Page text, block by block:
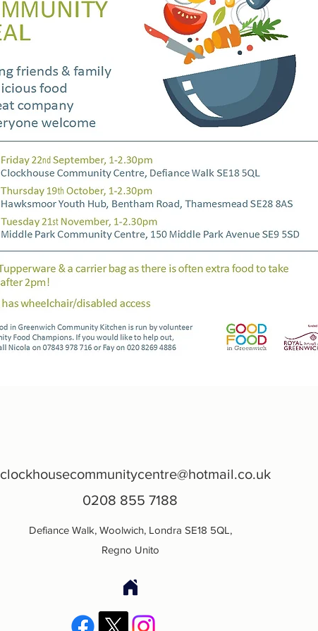
clockhousecommunitycentre@hotmail.co.uk
0208 855 7188
Defiance Walk, Woolwich, Londra SE18 5QL,
Regno Unito